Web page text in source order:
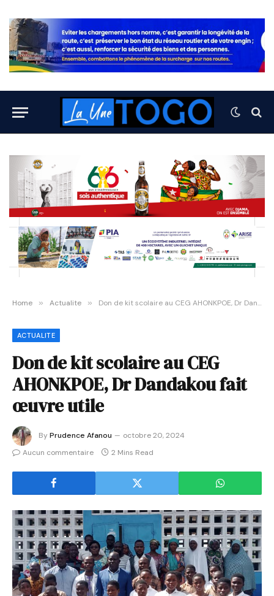
Home » Actualite » Don de kit scolaire au CEG AHONKPOE, Dr Dandakou fait œuvre utile
ACTUALITE
Don de kit scolaire au CEG
AHONKPOE, Dr Dandakou fait
œuvre utile
ByPrudence Afanou
octobre 20, 2024
Aucun commentaire
2 Mins Read